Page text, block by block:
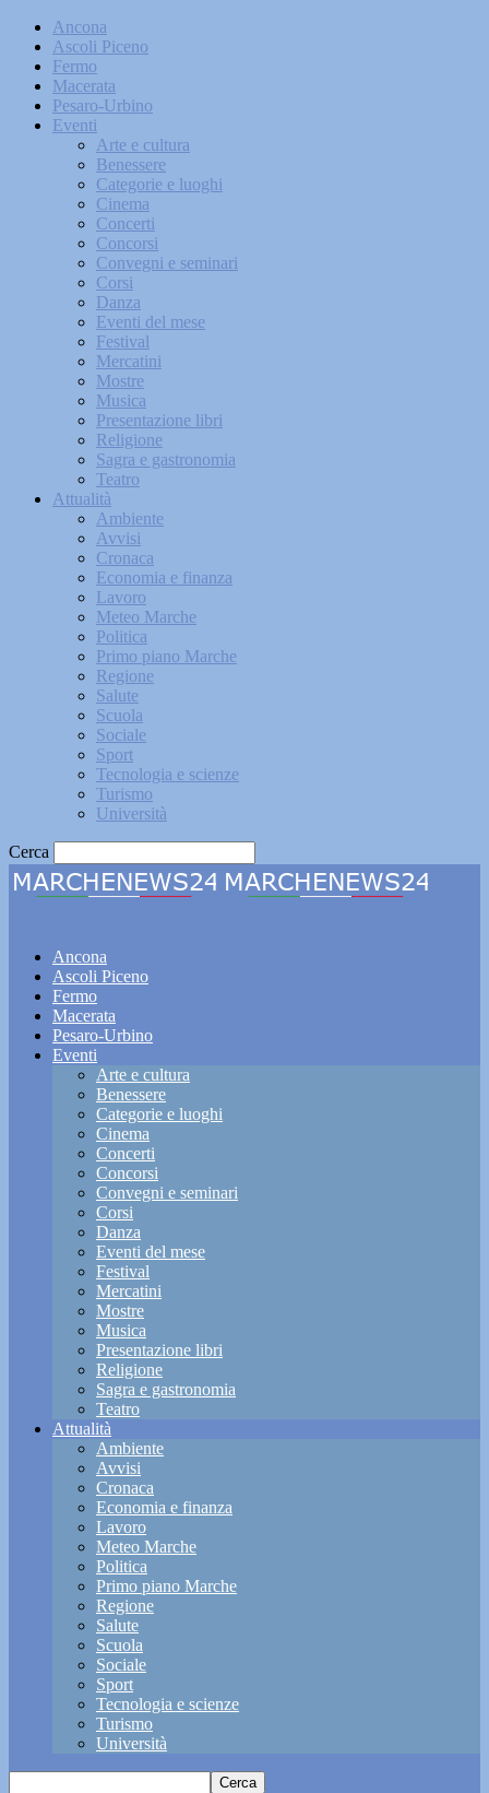
Ancona
Ascoli Piceno
Fermo
Macerata
Pesaro-Urbino
Eventi
Arte e cultura
Benessere
Categorie e luoghi
Cinema
Concerti
Concorsi
Convegni e seminari
Corsi
Danza
Eventi del mese
Festival
Mercatini
Mostre
Musica
Presentazione libri
Religione
Sagra e gastronomia
Teatro
Attualità
Ambiente
Avvisi
Cronaca
Economia e finanza
Lavoro
Meteo Marche
Politica
Primo piano Marche
Regione
Salute
Scuola
Sociale
Sport
Tecnologia e scienze
Turismo
Università
Cerca
Ancona
Ascoli Piceno
Fermo
Macerata
Pesaro-Urbino
Eventi
Arte e cultura
Benessere
Categorie e luoghi
Cinema
Concerti
Concorsi
Convegni e seminari
Corsi
Danza
Eventi del mese
Festival
Mercatini
Mostre
Musica
Presentazione libri
Religione
Sagra e gastronomia
Teatro
Attualità
Ambiente
Avvisi
Cronaca
Economia e finanza
Lavoro
Meteo Marche
Politica
Primo piano Marche
Regione
Salute
Scuola
Sociale
Sport
Tecnologia e scienze
Turismo
Università